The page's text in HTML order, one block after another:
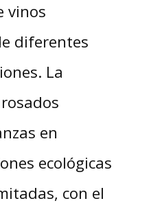
vinos
diferentes
La
en
ecológicas
con el